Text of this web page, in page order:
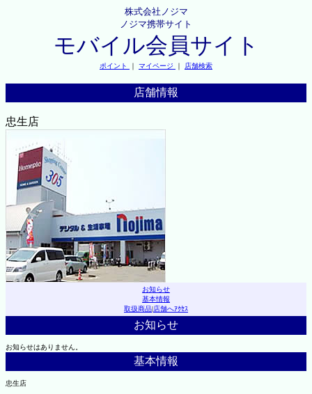
株式会社ノジマ
ノジマ携帯サイト
モバイル会員サイト
ポイント ｜ マイページ ｜ 店舗検索
店舗情報
忠生店
お知らせ
基本情報
取扱商品|店舗へｱｸｾｽ
お知らせ
お知らせはありません。
基本情報
忠生店